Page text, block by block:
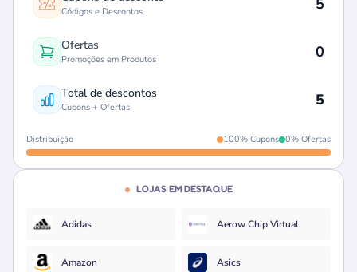
Códigos e Descontos 5
Ofertas
Promoções em Produtos 0
Total de descontos
Cupons + Ofertas 5
Distribuição 100% Cupons 0% Ofertas
LOJAS EM DESTAQUE
Adidas Aerow Chip Virtual
Amazon Asics